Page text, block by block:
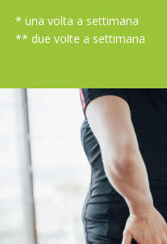
* una volta a settimana
** due volte a settimana